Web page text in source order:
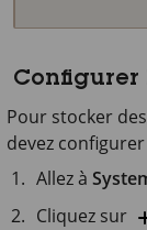
Configurer
Pour stocker
devez
Allez à
Cliquez sur